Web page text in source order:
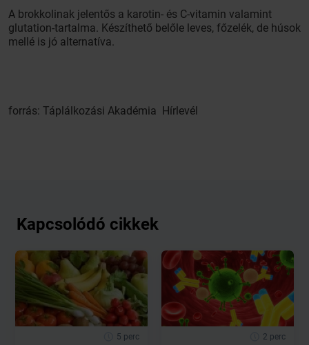
A brokkolinak jelentős a karotin- és C-vitamin valamint
glutation-tartalma. Készíthető belőle leves, főzelék, de húsok
mellé is jó alternatíva.
forrás: Táplálkozási Akadémia Hírlevél
Kapcsolódó cikkek
5 perc 2 perc